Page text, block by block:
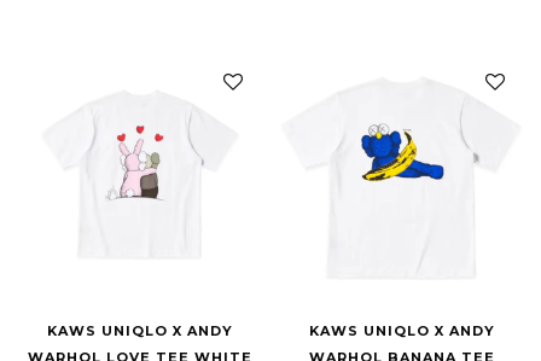
KAWS UNIQLO X ANDY
WARHOL LOVE TEE WHITE
KAWS UNIQLO X ANDY
WARHOL BANANA TEE